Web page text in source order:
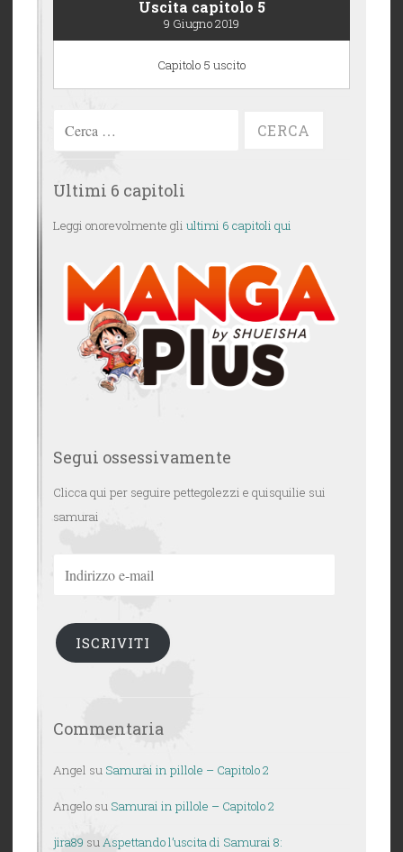
Uscita capitolo 5
9 Giugno 2019
Capitolo 5 uscito
Ultimi 6 capitoli
Leggi onorevolmente gli ultimi 6 capitoli qui
Segui ossessivamente
Clicca qui per seguire pettegolezzi e quisquilie sui
samurai
ISCRIVITI
Commentaria
Angel su Samurai in pillole – Capitolo 2
Angelo su Samurai in pillole – Capitolo 2
jira89 suAspettando l’uscita di Samurai 8: